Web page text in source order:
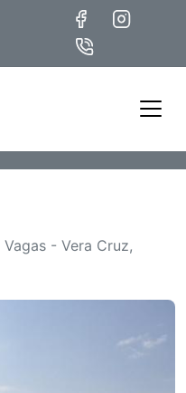
- Vera Cruz,